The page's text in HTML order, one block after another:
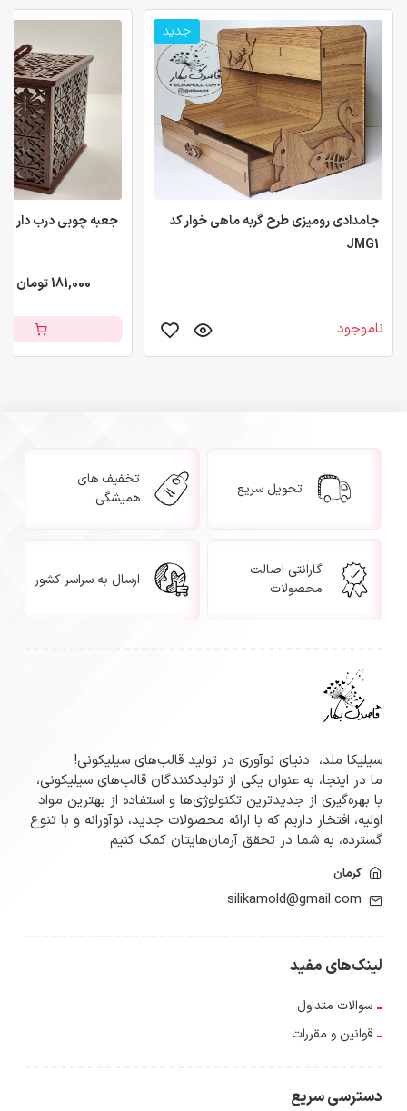
جدید
جامدادی رومیزی طرح گربه ماهی خوار کد
JMG1
ناموجود
جعبه چوبی درب دار
181,000 تومان
تحویل سریع
تخفیف های
همیشگی
گارانتی اصالت
محصولات
ارسال به سراسر کشور
سیلیکا ملد، دنیای نوآوری در تولید قالب‌های سیلیکونی!
ما در اینجا، به عنوان یکی از تولیدکنندگان قالب‌های سیلیکونی،
با بهره‌گیری از جدیدترین تکنولوژی‌ها و استفاده از بهترین مواد
اولیه، افتخار داریم که با ارائه محصولات جدید، نوآورانه و با تنوع
گسترده‌، به شما در تحقق آرمان‌هایتان کمک کنیم
کرمان
silikamold@gmail.com
لینک‌های مفید
سوالات متداول
قوانین و مقررات
دسترسی سریع